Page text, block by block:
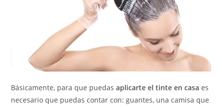
Básicamente, para que puedasaplicarte el tinte en casa es
necesario que puedas contar con: guantes, una camisa que